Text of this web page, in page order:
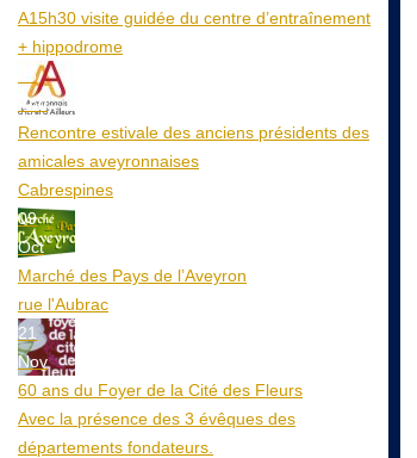
A15h30 visite guidée du centre d’entraînement
+ hippodrome
25
Aoû
Rencontre estivale des anciens présidents des
amicales aveyronnaises
Cabrespines
09
Oct
Marché des Pays de l’Aveyron
rue l'Aubrac
21
Nov
60 ans du Foyer de la Cité des Fleurs
Avec la présence des 3 évêques des
départements fondateurs.